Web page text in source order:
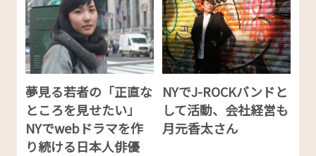
夢見る若者の「正直な
ところを見せたい」
NYでwebドラマを作
り続ける日本人俳優
NYでJ-ROCKバンドと
して活動、会社経営も
月元香太さん